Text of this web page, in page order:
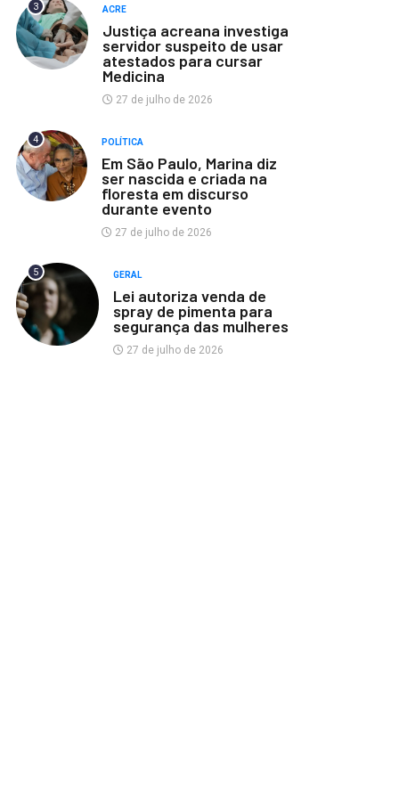
3 ACRE
Justiça acreana investiga
servidor suspeito de usar
atestados para cursar
Medicina
27 de julho de 2026
4 POLÍTICA
Em São Paulo, Marina diz
ser nascida e criada na
floresta em discurso
durante evento
27 de julho de 2026
5 GERAL
Lei autoriza venda de
spray de pimenta para
segurança das mulheres
27 de julho de 2026